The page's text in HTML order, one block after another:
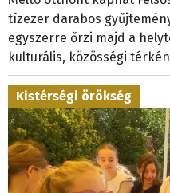
tízezer darabos
egyszerre őrzi majd a
kulturális, közösségi
Kistérségi örökség